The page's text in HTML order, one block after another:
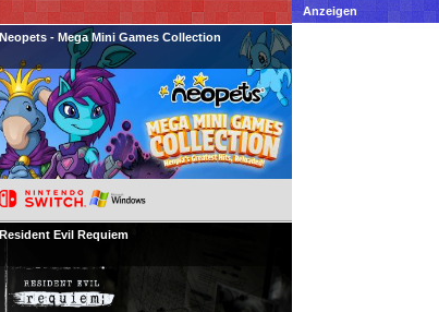
Neopets - Mega Mini Games Collection
Resident Evil Requiem
Anzeigen